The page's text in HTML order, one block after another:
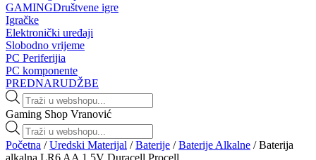
GAMINGDruštvene igre
Igračke
Elektronički uređaji
Slobodno vrijeme
PC Periferijia
PC komponente
PREDNARUDŽBE
Products
search
Gaming Shop Vranović
Products
search
Početna /Uredski Materijal /Baterije /Baterije Alkalne / Baterija
alkalna LR6 AA 1,5V Duracell Procell